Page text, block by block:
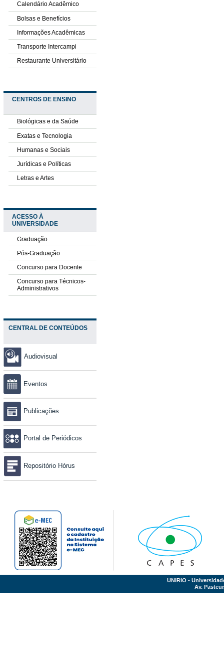
Calendário Acadêmico
Bolsas e Benefícios
Informações Acadêmicas
Transporte Intercampi
Restaurante Universitário
CENTROS DE ENSINO
Biológicas e da Saúde
Exatas e Tecnologia
Humanas e Sociais
Jurídicas e Políticas
Letras e Artes
ACESSO À
UNIVERSIDADE
Graduação
Pós-Graduação
Concurso para Docente
Concurso para Técnicos-
Administrativos
CENTRAL DE CONTEÚDOS
Audiovisual
Eventos
Publicações
Portal de Periódicos
Repositório Hórus
UNIRIO -
Av.